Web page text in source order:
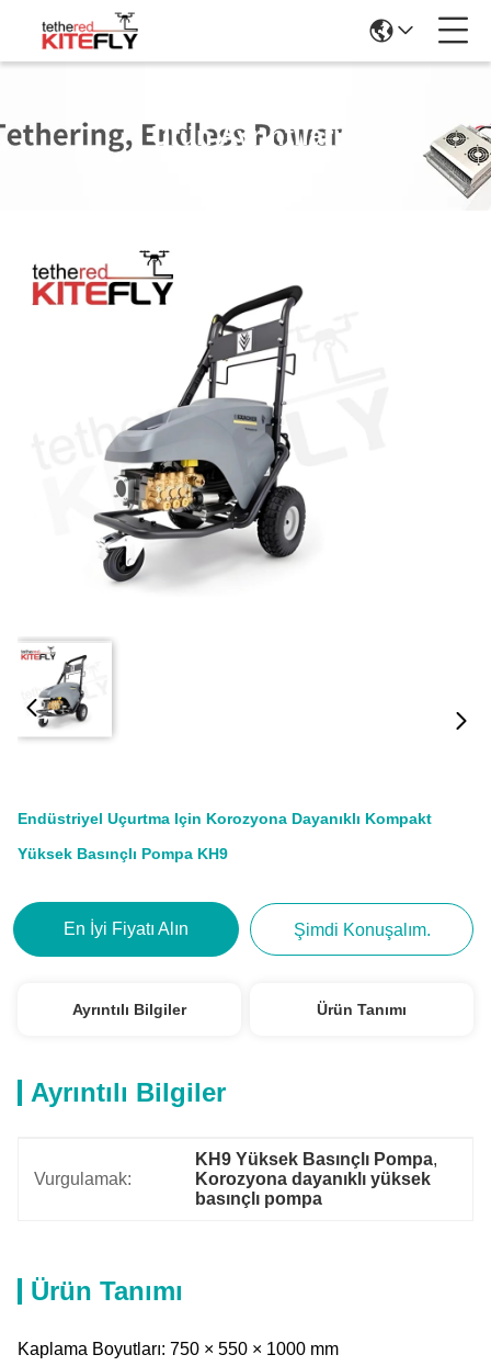
Ürün Ayrıntıları
Endüstriyel Uçurtma Için Korozyona Dayanıklı Kompakt
Yüksek Basınçlı Pompa KH9
En İyi Fiyatı Alın Şimdi Konuşalım.
Ayrıntılı Bilgiler Ürün Tanımı
Ayrıntılı Bilgiler
Vurgulamak:
KH9 Yüksek Basınçlı Pompa,
Korozyona dayanıklı yüksek
basınçlı pompa
Ürün Tanımı
Kaplama Boyutları: 750 × 550 × 1000 mm